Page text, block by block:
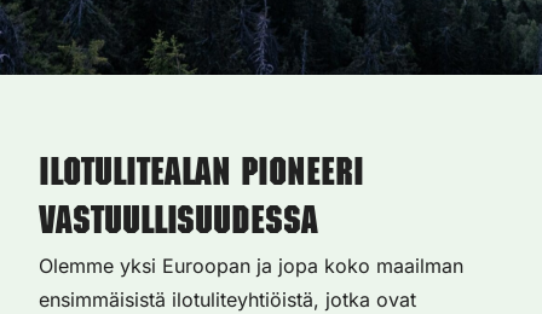
Ilotulitealan pioneeri
vastuullisuudessa
Olemme yksi Euroopan ja jopa koko maailman
ensimmäisistä ilotuliteyhtiöistä, jotka ovat